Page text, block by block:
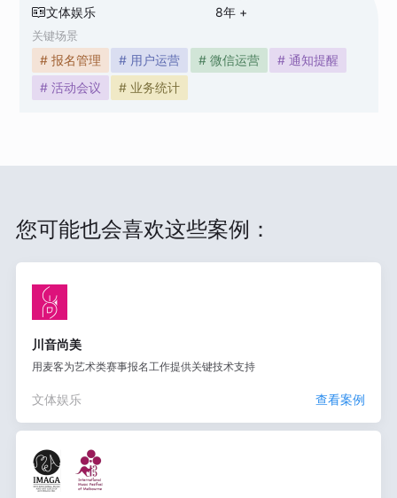
文体娱乐 8年 +
关键场景
# 报名管理 # 用户运营 # 微信运营
# 通知提醒
# 活动会议
# 业务统计
您可能也会喜欢这些案例：
川音尚美
用麦客为艺术类赛事报名工作提供关键技术支持
文体娱乐 查看案例